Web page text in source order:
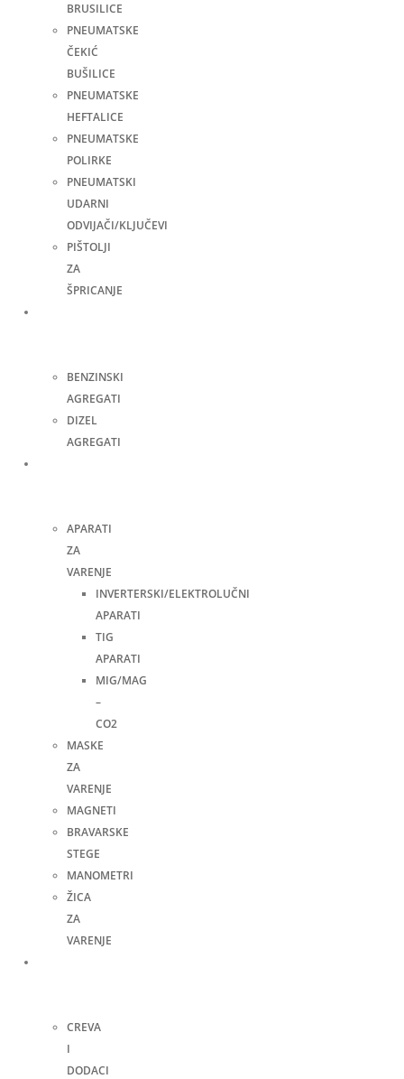
BRUSILICE
PNEUMATSKE
ČEKIĆ
BUŠILICE
PNEUMATSKE
HEFTALICE
PNEUMATSKE
POLIRKE
PNEUMATSKI
UDARNI
ODVIJAČI/KLJUČEVI
PIŠTOLJI
ZA
ŠPRICANJE
BENZINSKI
AGREGATI
DIZEL
AGREGATI
APARATI
ZA
VARENJE
INVERTERSKI/ELEKTROLUČNI
APARATI
TIG
APARATI
MIG/MAG
–
CO2
MASKE
ZA
VARENJE
MAGNETI
BRAVARSKE
STEGE
MANOMETRI
ŽICA
ZA
VARENJE
CREVA
I
DODACI